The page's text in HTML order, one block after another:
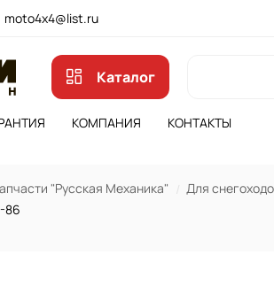
moto4x4@list.ru
Каталог
КОМПАНИЯ КОНТАКТЫ
"Русская Механика" Для
86